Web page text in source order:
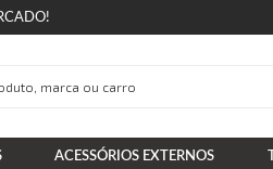
ACESSÓRIOS EXTERNOS